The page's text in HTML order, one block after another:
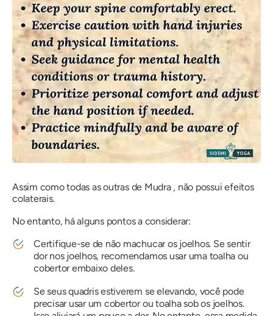
Assim como todas as outras de Mudra, não possui efeitos
colaterais.
No entanto, há alguns pontos a considerar:
Certifique-se de não machucar os joelhos. Se sentir
dor nos joelhos, recomendamos usar uma toalha ou
cobertor embaixo deles.
Se seus quadris estiverem se elevando, você pode
precisar usar um cobertor ou toalha sob os joelhos.